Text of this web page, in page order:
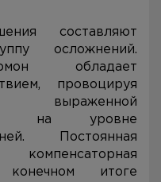
составляют
осложнений.
обладает
провоцируя
на уровне
Постоянная
конечном итоге